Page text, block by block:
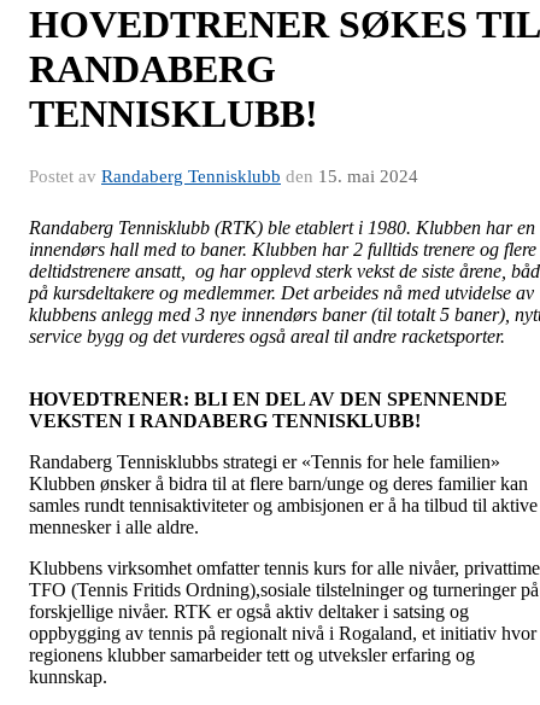
HOVEDTRENER SØKES TIL
RANDABERG
TENNISKLUBB!
Postet av Randaberg Tennisklubb den 15. mai 2024
Randaberg Tennisklubb (RTK) ble etablert i 1980. Klubben har en
innendørs hall med to baner. Klubben har 2 fulltids trenere og flere
deltidstrenere ansatt, og har opplevd sterk vekst de siste årene,
på kursdeltakere og medlemmer. Det arbeides nå med utvidelse av
klubbens anlegg med 3 nye innendørs baner (til totalt 5 baner),
service bygg og det vurderes også areal til andre racketsporter.
HOVEDTRENER: BLI EN DEL AV DEN SPENNENDE
VEKSTEN I RANDABERG TENNISKLUBB!
Randaberg Tennisklubbs strategi er «Tennis for hele familien»
Klubben ønsker å bidra til at flere barn/unge og deres familier kan
samles rundt tennisaktiviteter og ambisjonen er å ha tilbud til aktive
mennesker i alle aldre.
Klubbens virksomhet omfatter tennis kurs for alle nivåer,
TFO (Tennis Fritids Ordning),sosiale tilstelninger og turneringer på
forskjellige nivåer. RTK er også aktiv deltaker i satsing og
oppbygging av tennis på regionalt nivå i Rogaland, et initiativ hvor
regionens klubber samarbeider tett og utveksler erfaring og
kunnskap.